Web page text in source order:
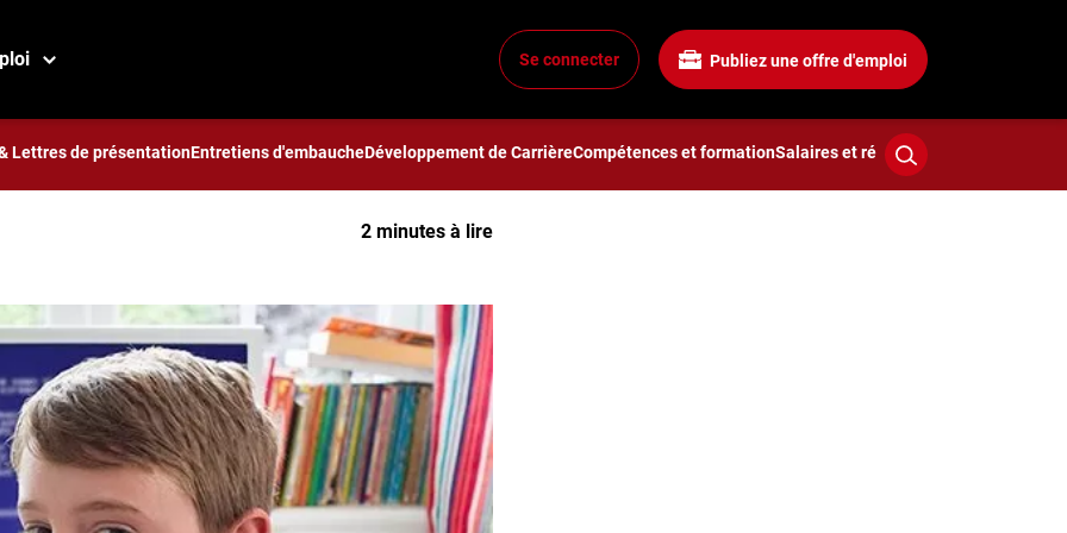
Se connecter Publiez une offre d'emploi
Lettres de présentationEntretiens d'embaucheDéveloppement de CarrièreCompétences et formationSalaires et rémunération
à coder très jeunes
apprennent à coder
2 minutes à lire